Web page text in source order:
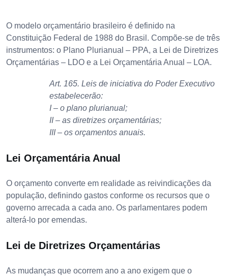
O modelo orçamentário brasileiro é definido na
Constituição Federal de 1988 do Brasil. Compõe-se de três
instrumentos: o Plano Plurianual – PPA, a Lei de Diretrizes
Orçamentárias – LDO e a Lei Orçamentária Anual – LOA.
Art. 165. Leis de iniciativa do Poder Executivo
estabelecerão:
I – o plano plurianual;
II – as diretrizes orçamentárias;
III – os orçamentos anuais.
Lei Orçamentária Anual
O orçamento converte em realidade as reivindicações da
população, definindo gastos conforme os recursos que o
governo arrecada a cada ano. Os parlamentares podem
alterá-lo por emendas.
Lei de Diretrizes Orçamentárias
As mudanças que ocorrem ano a ano exigem que o